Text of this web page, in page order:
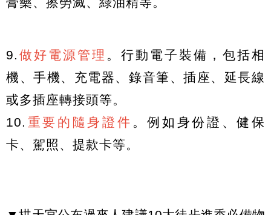
9. 做好電源管理 。行動電子裝備，包括相
機、手機、充電器、錄音筆、插座、延長線
或多插座轉接頭等。
10. 重要的隨身證件 。例如身份證、健保
卡、駕照、提款卡等。